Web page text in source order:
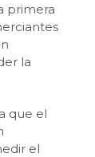
primera
la
que el
el